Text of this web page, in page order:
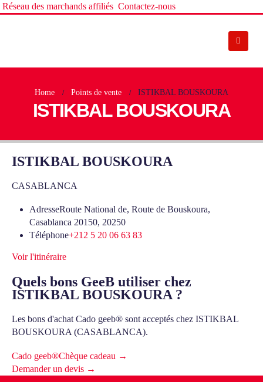
Réseau des marchands affiliés Contactez-nous
Home Points de vente ISTIKBAL BOUSKOURA
ISTIKBAL BOUSKOURA
ISTIKBAL BOUSKOURA
CASABLANCA
AdresseRoute National de, Route de Bouskoura,
Casablanca 20150, 20250
Téléphone+212 5 20 06 63 83
Voir l'itinéraire
Quels bons GeeB utiliser chez
ISTIKBAL BOUSKOURA ?
Les bons d'achat Cado geeb® sont acceptés chez ISTIKBAL
BOUSKOURA (CASABLANCA).
Cado geeb®Chèque cadeau →
Demander un devis →